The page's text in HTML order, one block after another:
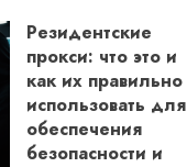
Резидентские
прокси: что это и
как их правильно
использовать для
обеспечения
безопасности и